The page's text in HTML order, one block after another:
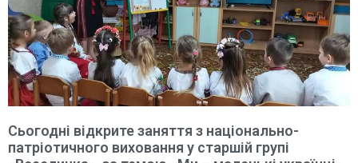
Сьогодні відкрите заняття з національно-
патріотичного виховання у старшій групі